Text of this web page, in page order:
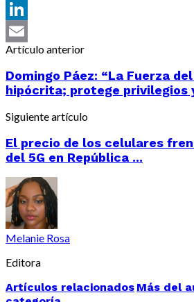
Telegram
LinkedIn
Email
Artículo anterior
Domingo Páez: “La Fuerza
hipócrita; protege privilegios
Siguiente artículo
El precio de los celulares
del 5G en República ...
Melanie Rosa
Editora
Artículos relacionados Más del